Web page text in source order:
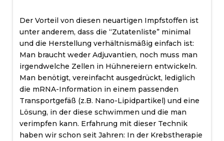
Der Vorteil von diesen neuartigen Impfstoffen ist
unter anderem, dass die “Zutatenliste” minimal
und die Herstellung verhältnismäßig einfach ist:
Man braucht weder Adjuvantien, noch muss man
irgendwelche Zellen in Hühnereiern entwickeln.
Man benötigt, vereinfacht ausgedrückt, lediglich
die mRNA-Information in einem passenden
Transportgefäß (z.B. Nano-Lipidpartikel) und eine
Lösung, in der diese schwimmen und die man
verimpfen kann. Erfahrung mit dieser Technik
haben wir schon seit Jahren: In der Krebstherapie